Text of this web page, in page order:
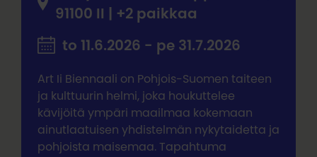
91100 II | +2 paikkaa
to 11.6.2026 - pe 31.7.2026
Art Ii Biennaali on Pohjois-Suomen taiteen
ja kulttuurin helmi, joka houkuttelee
kävijöitä ympäri maailmaa kokemaan
ainutlaatuisen yhdistelmän nykytaidetta ja
pohjoista maisemaa. Tapahtuma